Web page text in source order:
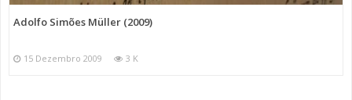
Adolfo Simões Müller (2009)
15 Dezembro 2009 3 K